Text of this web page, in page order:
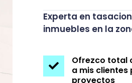
Experta en
inmuebles en la

Ofrezco total
a mis clientes
proyectos